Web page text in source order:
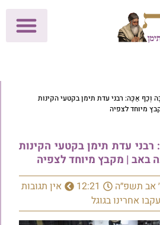
וְכַף אַכֶּה: רבני עדת תימן בקטעי הקינות
מיוחד לצפיה
עדת תימן בקטעי הקינות
באב | מקבץ מיוחד לצפיה
אב תשפ״ה 12:21
אין תגובות
עקבו אחרינו בגוגל